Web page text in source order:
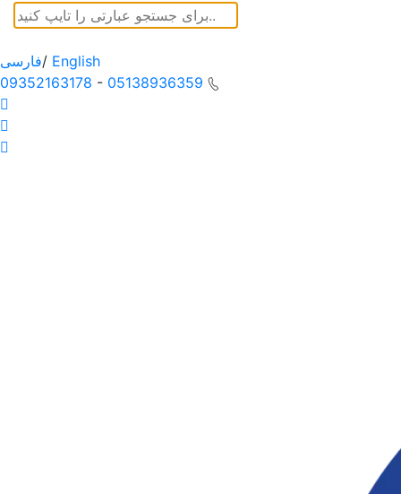
فارسی/ English
09352163178 - 05138936359